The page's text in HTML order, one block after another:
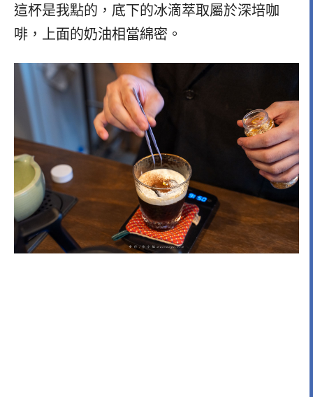
這杯是我點的，底下的冰滴萃取屬於深培咖
啡，上面的奶油相當綿密。